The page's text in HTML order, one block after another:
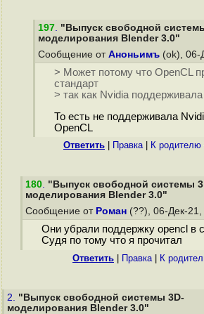
197. "Выпуск свободной
моделирования Blender 3.0"
Сообщение от Аноньимъ (ok), 06-
> Может потому что OpenCL
стандарт
> так как Nvidia поддерживала
То есть не поддерживала
OpenCL
Ответить Правка| К родителю
180. "Выпуск свободной системы
моделирования Blender 3.0"
Сообщение от Роман (??), 06-Дек-21,
Они убрали поддержку opencl в
Судя по тому что я прочитал
Ответить Правка| К
2. "Выпуск свободной системы 3D-
моделирования Blender 3.0"